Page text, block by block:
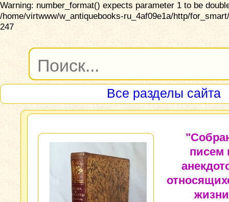
Warning: number_format() expects parameter 1 to be
/home/virtwww/w_antiquebooks-ru_4af09e1a/http/
247
Все разделы сайта
писем
жизни